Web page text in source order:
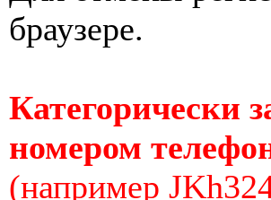
браузере.
Категорически
номером
(например